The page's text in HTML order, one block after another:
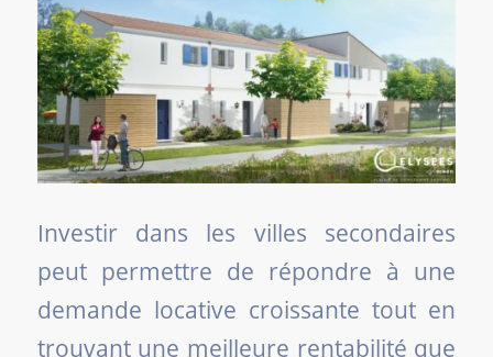
Investir dans les villes secondaires
peut permettre de répondre à une
demande locative croissante tout en
trouvant une meilleure rentabilité que